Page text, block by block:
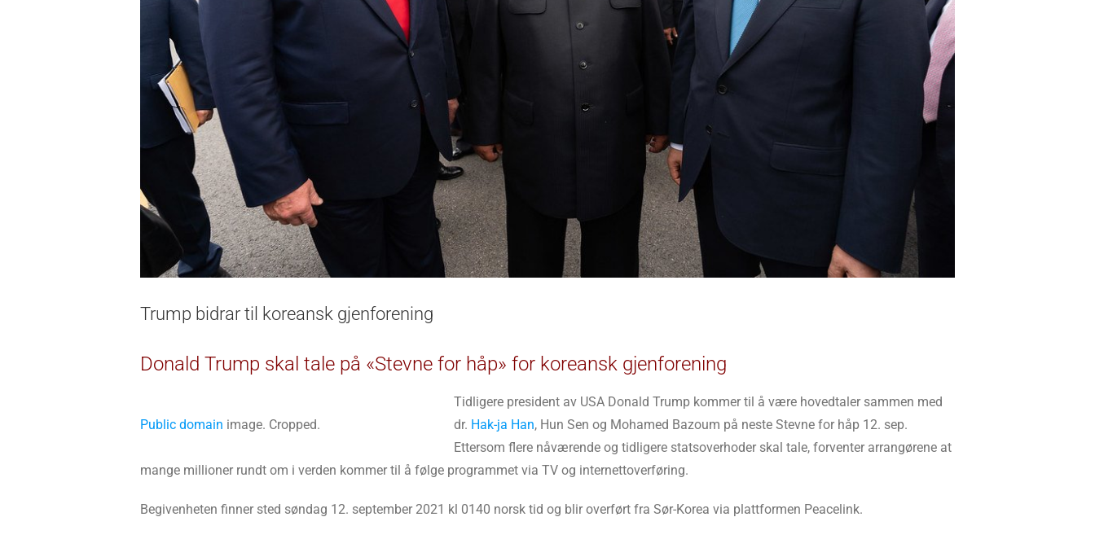
Trump bidrar til koreansk gjenforening
Donald Trump skal tale på «Stevne for håp» for koreansk gjenforening
Public domain image. Cropped.
Tidligere president av USA Donald Trump kommer til å være hovedtaler sammen med
dr. Hak-ja Han, Hun Sen og Mohamed Bazoum på neste Stevne for håp 12. sep.
Ettersom flere nåværende og tidligere statsoverhoder skal tale, forventer arrangørene at
mange millioner rundt om i verden kommer til å følge programmet via TV og internettoverføring.
Begivenheten finner sted søndag 12. september 2021 kl 0140 norsk tid og blir overført fra Sør-Korea via plattformen Peacelink.